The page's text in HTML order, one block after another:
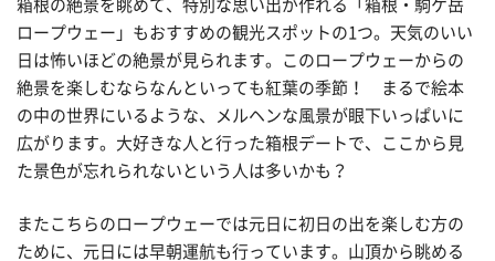
箱根の絶景を眺めて、特別な思い出が作れる「箱根・駒ケ岳
ロープウェー」もおすすめの観光スポットの1つ。天気のいい
日は怖いほどの絶景が見られます。このロープウェーからの
絶景を楽しむならなんといっても紅葉の季節！ まるで絵本
の中の世界にいるような、メルヘンな風景が眼下いっぱいに
広がります。大好きな人と行った箱根デートで、ここから見
た景色が忘れられないという人は多いかも？
またこちらのロープウェーでは元日に初日の出を楽しむ方の
ために、元日には早朝運航も行っています。山頂から眺める